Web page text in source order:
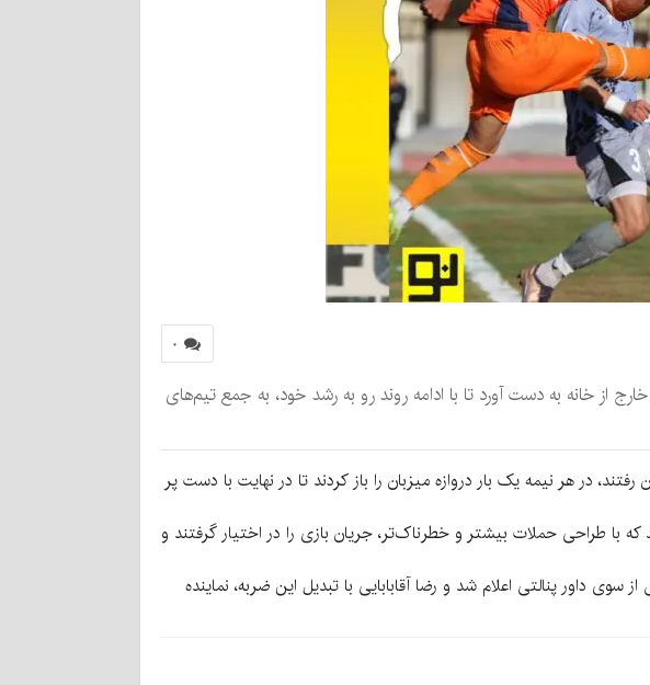
۰
از خانه به دست آورد تا با ادامه روند رو به رشد خود، به جمع تیم‌های
در هر نیمه یک بار دروازه میزبان را باز کردند تا در نهایت با دست پر
که با طراحی حملات بیشتر و خطرناک‌تر، جریان بازی را در اختیار گرفتند و
بعثت با مهاجم مس از سوی داور پنالتی اعلام شد و رضا آقابابایی با تبدیل این ضربه، نماینده